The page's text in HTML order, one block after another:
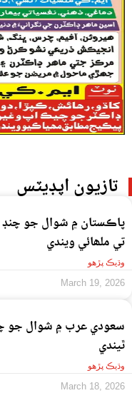
تازيون اپڊيٽس
تي ملھائي ويندي
وڌيڪ پڙهو
March 19, 2026
ٿيندي
وڌيڪ پڙهو
March 18, 2026